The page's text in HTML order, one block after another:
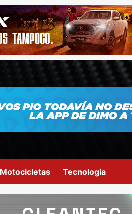
Motocicletas Tecnologia